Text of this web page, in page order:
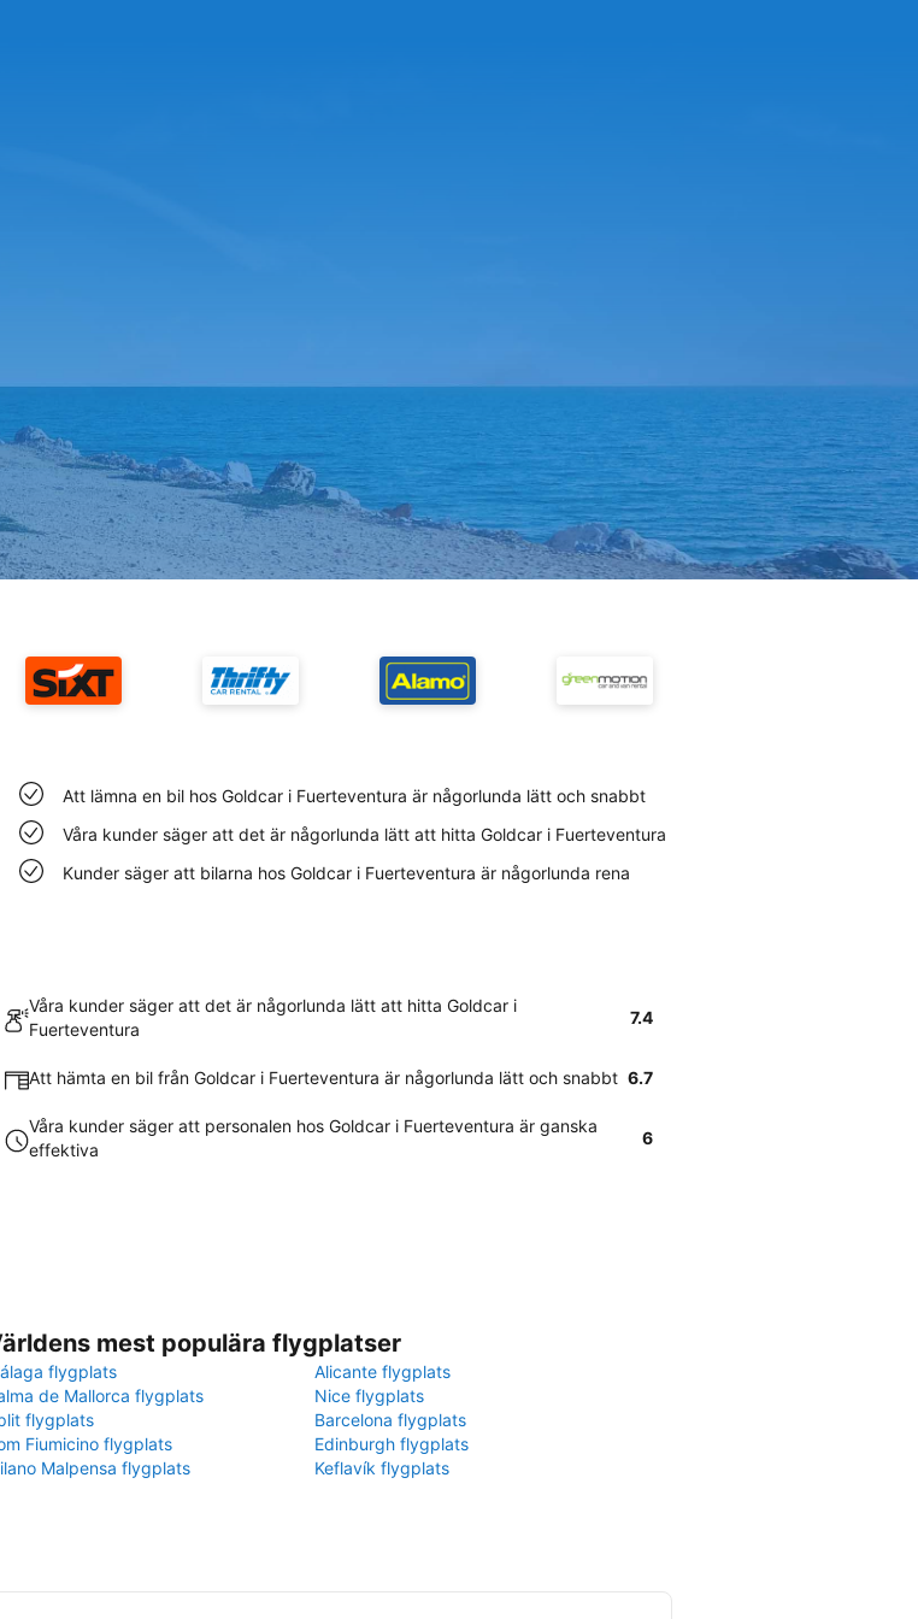
Att lämna en bil hos Goldcar i Fuerteventura är någorlunda lätt och snabbt
Våra kunder säger att det är någorlunda lätt att hitta Goldcar i Fuerteventura
Kunder säger att bilarna hos Goldcar i Fuerteventura är någorlunda rena
Våra kunder säger att det är någorlunda lätt att hitta Goldcar i
Fuerteventura
7.4
Att hämta en bil från Goldcar i Fuerteventura är någorlunda lätt och snabbt 6.7
Våra kunder säger att personalen hos Goldcar i Fuerteventura är ganska
effektiva
6
mest populära flygplatser
flygplats
Alicante flygplats
de Mallorca flygplats
Nice flygplats
flygplats
Barcelona flygplats
Fiumicino flygplats
Edinburgh flygplats
Malpensa flygplats
Keflavík flygplats